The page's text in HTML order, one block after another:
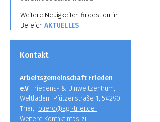
Weitere Neuigkeiten findest du im
Bereich AKTUELLES
Kontakt
Arbeitsgemeinschaft Frieden
e.V. Friedens- & Umweltzentrum,
Weltladen Pfützenstraße 1, 54290
Trier,
buero@agf-trier.de
Weitere Kontaktinfos zu: